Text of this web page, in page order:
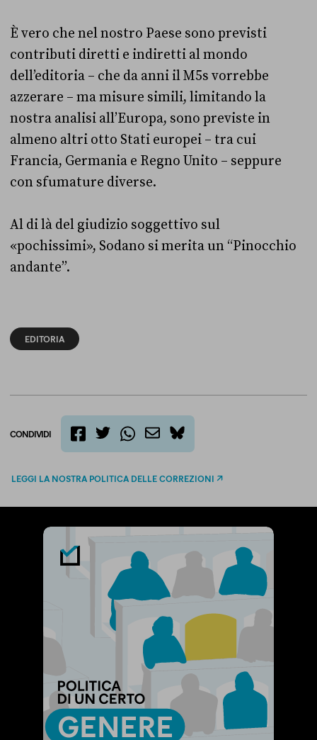
È vero che nel nostro Paese sono previsti
contributi diretti e indiretti al mondo
dell’editoria – che da anni il M5s vorrebbe
azzerare – ma misure simili, limitando la
nostra analisi all’Europa, sono previste in
almeno altri otto Stati europei – tra cui
Francia, Germania e Regno Unito – seppure
con sfumature diverse.
Al di là del giudizio soggettivo sul
«pochissimi», Sodano si merita un “Pinocchio
andante”.
EDITORIA
CONDIVIDI
bluesky
LEGGI LA NOSTRA POLITICA DELLE CORREZIONI